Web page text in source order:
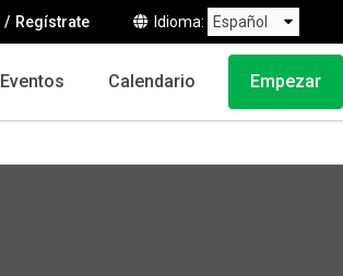
Regístrate Idioma
Eventos Calendario Empezar